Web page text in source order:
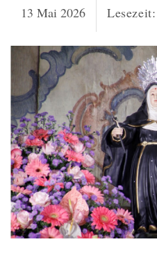
13 Mai 2026 Lesezeit: